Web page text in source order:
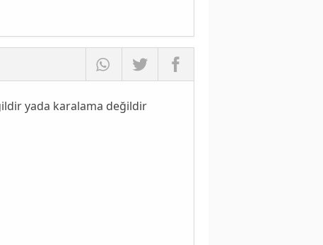
yada karalama değildir